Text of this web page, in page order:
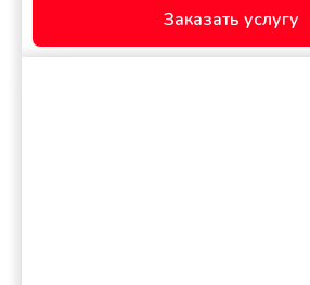
Заказать услугу